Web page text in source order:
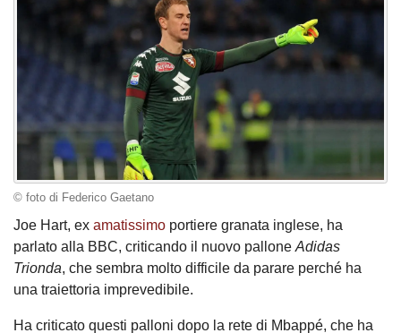
© foto di Federico Gaetano
Joe Hart, ex amatissimo portiere granata inglese, ha
parlato alla BBC, criticando il nuovo pallone Adidas
Trionda, che sembra molto difficile da parare perché ha
una traiettoria imprevedibile.
Ha criticato questi palloni dopo la rete di Mbappé, che ha